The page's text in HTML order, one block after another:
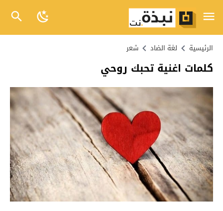
الرئيسية لغة الضاد شعر
كلمات اغنية تحبك روحي